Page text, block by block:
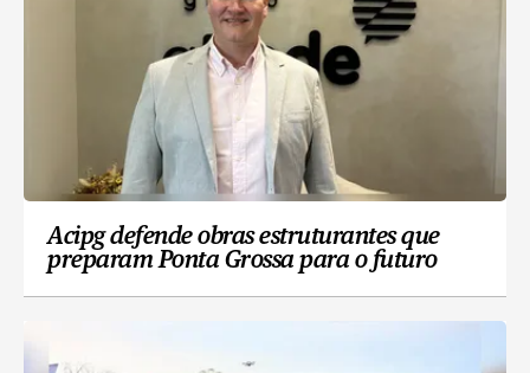
Acipg defende obras estruturantes que
preparam Ponta Grossa para o futuro